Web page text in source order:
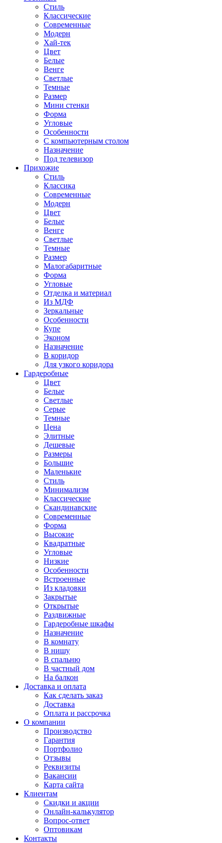
Стиль
Классические
Современные
Модерн
Хай-тек
Цвет
Белые
Венге
Светлые
Темные
Размер
Мини стенки
Форма
Угловые
Особенности
С компьютерным столом
Назначение
Под телевизор
Прихожие
Стиль
Классика
Современные
Модерн
Цвет
Белые
Венге
Светлые
Темные
Размер
Малогабаритные
Форма
Угловые
Отделка и материал
Из МДФ
Зеркальные
Особенности
Купе
Эконом
Назначение
В коридор
Для узкого коридора
Гардеробные
Цвет
Белые
Светлые
Серые
Темные
Цена
Элитные
Дешевые
Размеры
Большие
Маленькие
Стиль
Минимализм
Классические
Скандинавские
Современные
Форма
Высокие
Квадратные
Угловые
Низкие
Особенности
Встроенные
Из кладовки
Закрытые
Открытые
Раздвижные
Гардеробные шкафы
Назначение
В комнату
В нишу
В спальню
В частный дом
На балкон
Доставка и оплата
Как сделать заказ
Доставка
Оплата и рассрочка
О компании
Производство
Гарантия
Портфолио
Отзывы
Реквизиты
Вакансии
Карта сайта
Клиентам
Скидки и акции
Онлайн-калькулятор
Вопрос-ответ
Оптовикам
Контакты